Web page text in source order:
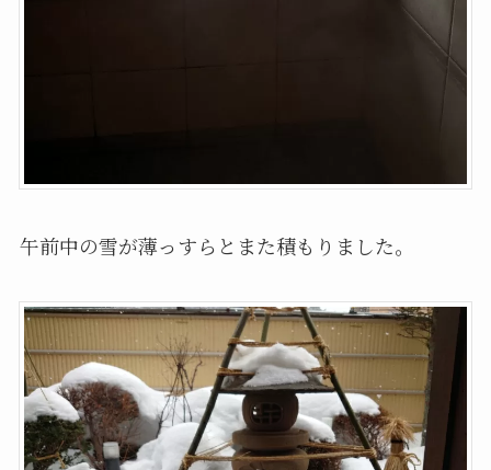
午前中の雪が薄っすらとまた積もりました。